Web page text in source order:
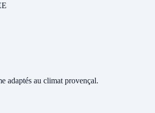
adaptés au climat provençal.